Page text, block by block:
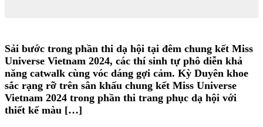
Sải bước trong phần thi dạ hội tại đêm chung kết Miss
Universe Vietnam 2024, các thí sinh tự phô diễn khả
năng catwalk cùng vóc dáng gợi cảm. Kỳ Duyên khoe
sắc rạng rỡ trên sân khấu chung kết Miss Universe
Vietnam 2024 trong phần thi trang phục dạ hội với
thiết kế màu […]